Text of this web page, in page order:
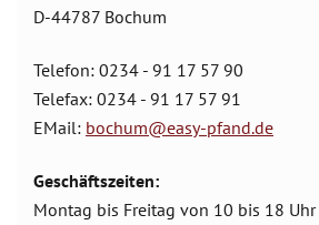
D-44787 Bochum
Telefon: 0234 - 91 17 57 90
Telefax: 0234 - 91 17 57 91
EMail: bochum@easy-pfand.de
Geschäftszeiten:
Montag bis Freitag von 10 bis 18 Uhr